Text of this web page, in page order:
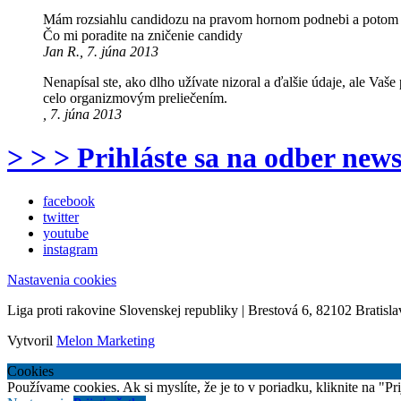
Mám rozsiahlu candidozu na pravom hornom podnebi a
Čo mi poradite na zničenie candidy
Jan R., 7. júna 2013
Nenapísal ste, ako dlho užívate nizoral a ďalšie údaje, ale
celo organizmovým preliečením.
, 7. júna 2013
> > > Prihláste sa na odber
facebook
twitter
youtube
instagram
Nastavenia cookies
Liga proti rakovine Slovenskej republiky | Brestová 6, 82102
Vytvoril Melon Marketing
Cookies
Používame cookies. Ak si myslíte, že je to v poriadku, kliknite na